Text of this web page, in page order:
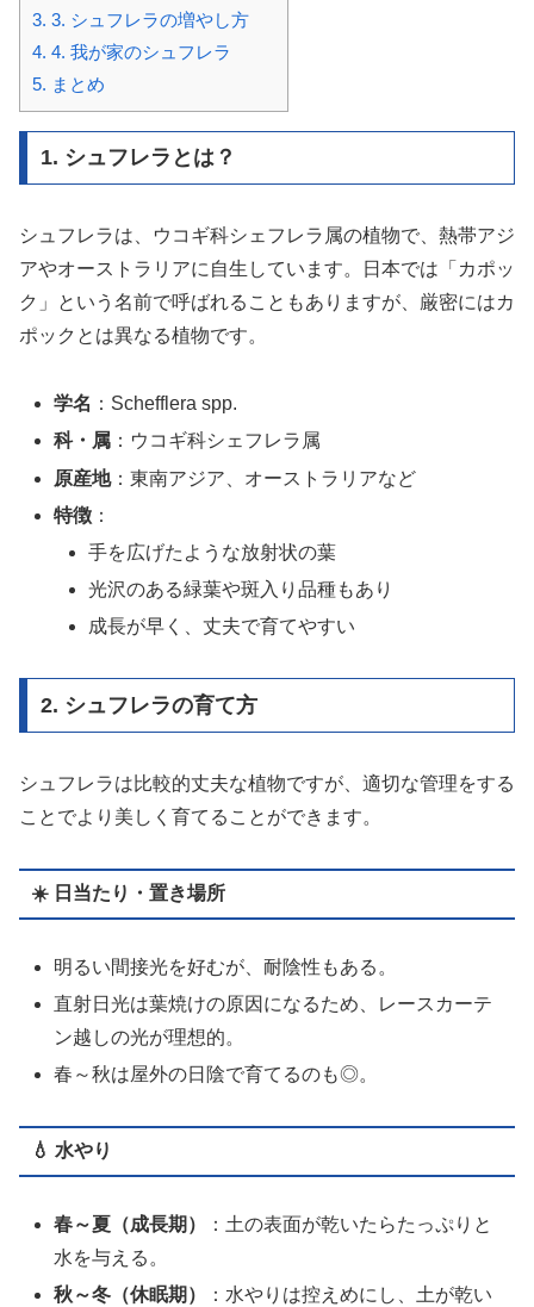
3. 3. シュフレラの増やし方
4. 4. 我が家のシュフレラ
5. まとめ
1. シュフレラとは？
シュフレラは、ウコギ科シェフレラ属の植物で、熱帯アジ
アやオーストラリアに自生しています。日本では「カポッ
ク」という名前で呼ばれることもありますが、厳密にはカ
ポックとは異なる植物です。
学名 ：Schefflera spp.
科・属 ：ウコギ科シェフレラ属
原産地：東南アジア、オーストラリアなど
特徴 ：
手を広げたような放射状の葉
光沢のある緑葉や斑入り品種もあり
成長が早く、丈夫で育てやすい
2. シュフレラの育て方
シュフレラは比較的丈夫な植物ですが、適切な管理をする
ことでより美しく育てることができます。
☀️ 日当たり・置き場所
明るい間接光を好むが、耐陰性もある。
直射日光は葉焼けの原因になるため、レースカーテ
ン越しの光が理想的。
春～秋は屋外の日陰で育てるのも◎。
💧 水やり
春～夏（成長期）
：土の表面が乾いたらたっぷりと
水を与える。
秋～冬（休眠期）
：水やりは控えめにし、土が乾い